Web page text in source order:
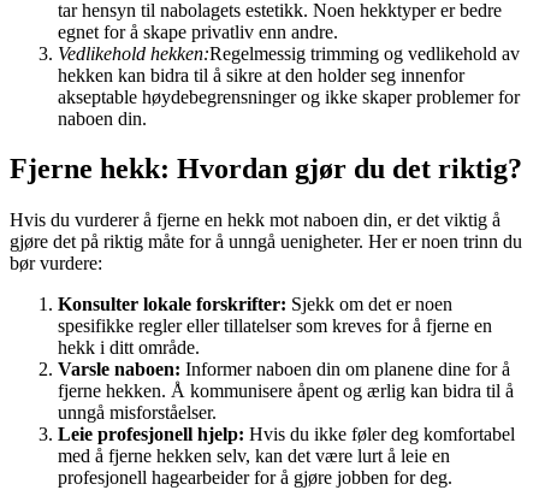
tar hensyn til nabolagets estetikk. Noen hekktyper er bedre
egnet for å skape privatliv enn andre.
Vedlikehold hekken:Regelmessig trimming og vedlikehold av
hekken kan bidra til å sikre at den holder seg innenfor
akseptable høydebegrensninger og ikke skaper problemer for
naboen din.
Fjerne hekk: Hvordan gjør du det riktig?
Hvis du vurderer å fjerne en hekk mot naboen din, er det viktig å
gjøre det på riktig måte for å unngå uenigheter. Her er noen trinn du
bør vurdere:
Konsulter lokale forskrifter: Sjekk om det er noen
spesifikke regler eller tillatelser som kreves for å fjerne en
hekk i ditt område.
Varsle naboen: Informer naboen din om planene dine for å
fjerne hekken. Å kommunisere åpent og ærlig kan bidra til å
unngå misforståelser.
Leie profesjonell hjelp: Hvis du ikke føler deg komfortabel
med å fjerne hekken selv, kan det være lurt å leie en
profesjonell hagearbeider for å gjøre jobben for deg.